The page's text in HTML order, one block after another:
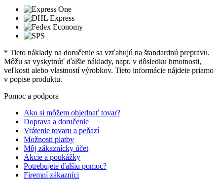
* Tieto náklady na doručenie sa vzťahujú na štandardnú prepravu.
Môžu sa vyskytnúť ďalšie náklady, napr. v dôsledku hmotnosti,
veľkosti alebo vlastností výrobkov. Tieto informácie nájdete priamo
v popise produktu.
Pomoc a podpora
Ako si môžem objednať tovar?
Doprava a doručenie
Vrátenie tovaru a peňazí
Možnosti platby
Môj zákaznícky účet
Akcie a poukážky
Potrebujete ďalšiu pomoc?
Firemní zákazníci